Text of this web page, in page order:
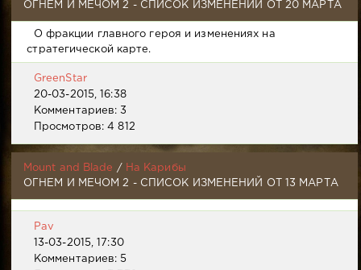
ОГНЕМ И МЕЧОМ 2 - СПИСОК ИЗМЕНЕНИЙ ОТ 20 МАРТА
О фракции главного героя и изменениях на
стратегической карте.
GreenStar
20-03-2015, 16:38
Комментариев: 3
Просмотров: 4 812
Mount and Blade /
На Карибы
ОГНЕМ И МЕЧОМ 2 - СПИСОК ИЗМЕНЕНИЙ ОТ 13 МАРТА
Pav
13-03-2015, 17:30
Комментариев: 5